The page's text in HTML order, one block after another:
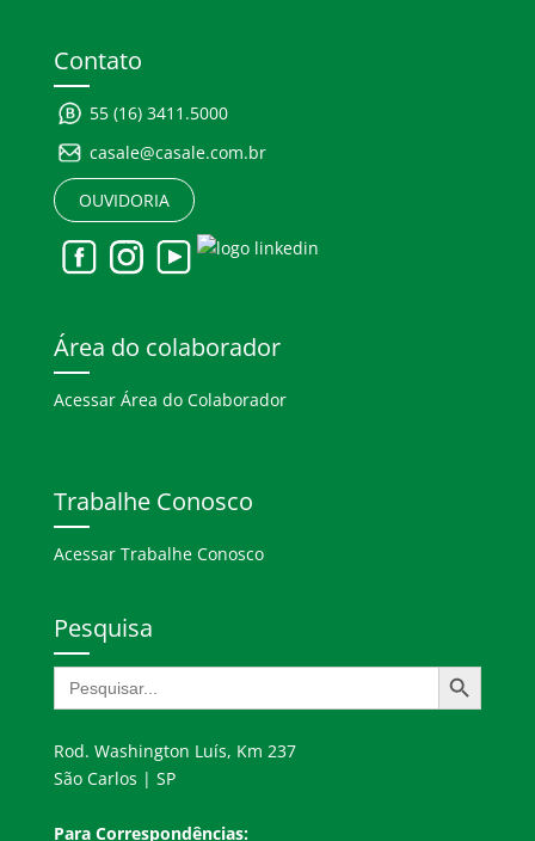
Contato
55 (16) 3411.5000
casale@casale.com.br
OUVIDORIA
Área do colaborador
Acessar Área do Colaborador
Trabalhe Conosco
Acessar Trabalhe Conosco
Pesquisa
Search
for:
Search Button
Rod. Washington Luís, Km 237
São Carlos | SP
Para Correspondências: